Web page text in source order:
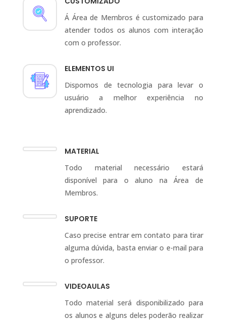
Á Área de Membros é customizado para
atender todos os alunos com interação
com o professor.
ELEMENTOS UI
Dispomos de tecnologia para levar o
usuário a melhor experiência no
aprendizado.
MATERIAL
Todo material necessário estará
disponível para o aluno na Área de
Membros.
SUPORTE
Caso precise entrar em contato para tirar
alguma dúvida, basta enviar o e-mail para
o professor.
VIDEOAULAS
Todo material será disponibilizado para
os alunos e alguns deles poderão realizar